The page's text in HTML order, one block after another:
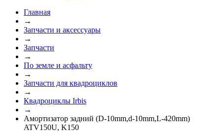
Главная
→
Запчасти и аксессуары
→
Запчасти
→
По земле и асфальту
→
Запчасти для квадроциклов
→
Квадроциклы Irbis
→
Амортизатор задний (D-10mm,d-10mm,L-420mm)
ATV150U, K150